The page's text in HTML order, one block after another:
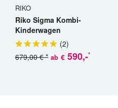
RIKO
Riko Sigma Kombi-
Kinderwagen
(2)
ab € 590,-*
679,00 € *